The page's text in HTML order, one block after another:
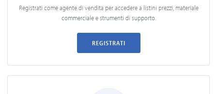
Registrati come agente di vendita per accedere a listini prezzi, materiale
commerciale e strumenti di supporto.
REGISTRATI